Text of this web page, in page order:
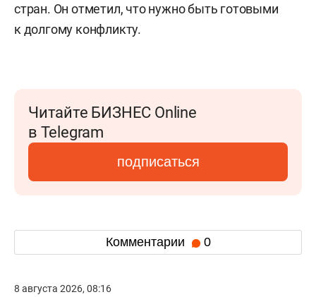
стран. Он отметил, что нужно быть готовыми
к долгому конфликту.
Читайте БИЗНЕС Online
в Telegram
подписаться
Комментарии 0
8 августа 2026, 08:16